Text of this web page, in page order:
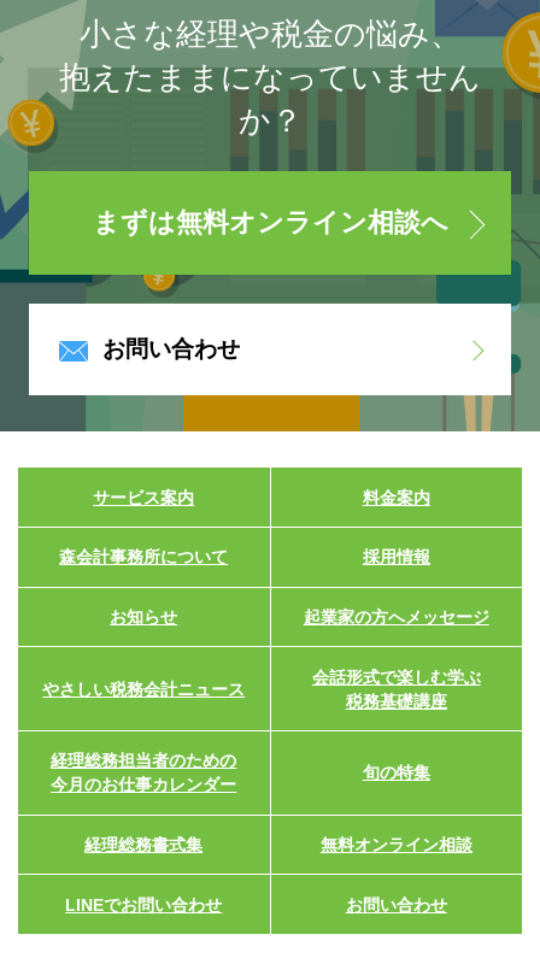
小さな経理や税金の悩み、
抱えたままになっていません
か？
まずは無料オンライン相談へ
お問い合わせ
サービス案内 料金案内
森会計事務所について 採用情報
お知らせ 起業家の方へメッセージ
やさしい税務会計ニュース
会話形式で楽しむ学ぶ
税務基礎講座
経理総務担当者のための
今月のお仕事カレンダー
旬の特集
経理総務書式集 無料オンライン相談
LINEでお問い合わせ お問い合わせ